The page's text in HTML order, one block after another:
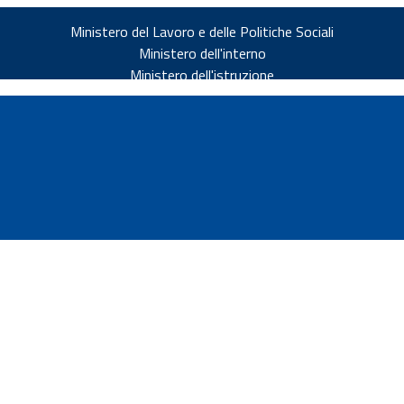
Ministero del Lavoro e delle Politiche Sociali
Ministero dell'interno
Ministero dell'istruzione